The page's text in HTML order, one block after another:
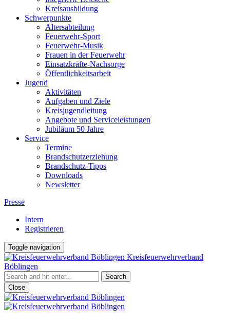
Kreisausbildung
Schwerpunkte
Altersabteilung
Feuerwehr-Sport
Feuerwehr-Musik
Frauen in der Feuerwehr
Einsatzkräfte-Nachsorge
Öffentlichkeitsarbeit
Jugend
Aktivitäten
Aufgaben und Ziele
Kreisjugendleitung
Angebote und Serviceleistungen
Jubiläum 50 Jahre
Service
Termine
Brandschutzerziehung
Brandschutz-Tipps
Downloads
Newsletter
Presse
Intern
Registrieren
Toggle navigation
Kreisfeuerwehrverband
Böblingen
Close